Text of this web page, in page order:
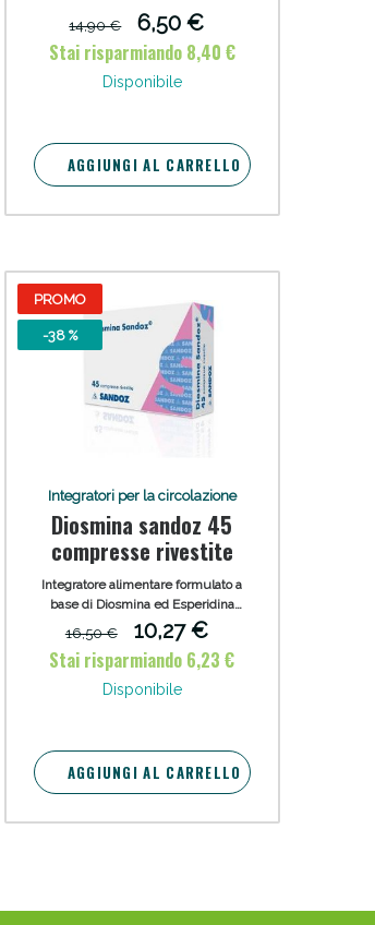
14,90 €
6,50 €
Stai risparmiando 8,40 €
Disponibile
AGGIUNGI AL CARRELLO
PROMO
-38 %
Integratori per la circolazione
Diosmina sandoz 45
compresse rivestite
Integratore alimentare formulato a
base di Diosmina ed Esperidina
indicato come terapia coadiuvante
nel trattamento delle varici e delle
complicanze flebitiche delle
emorroidi, e di quelle legate a stati
di fragilità capillare.
16,50 €
10,27 €
Stai risparmiando 6,23 €
Disponibile
AGGIUNGI AL CARRELLO